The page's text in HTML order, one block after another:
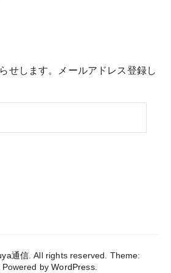
せします。メールアドレス登録し
通信 . All rights reserved. Theme:
byWordPress.